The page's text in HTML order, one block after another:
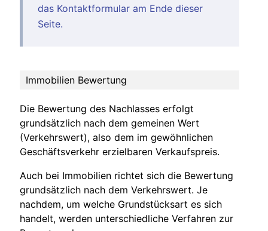
das Kontaktformular am Ende dieser
Seite.
Immobilien Bewertung
Die Bewertung des Nachlasses erfolgt
grundsätzlich nach dem gemeinen Wert
(Verkehrswert), also dem im gewöhnlichen
Geschäftsverkehr erzielbaren Verkaufspreis.
Auch bei Immobilien richtet sich die Bewertung
grundsätzlich nach dem Verkehrswert. Je
nachdem, um welche Grundstücksart es sich
handelt, werden unterschiedliche Verfahren zur